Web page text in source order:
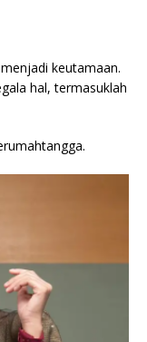
keutamaan.
hal, termasuklah